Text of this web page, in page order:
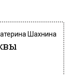
Шахнина